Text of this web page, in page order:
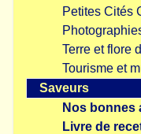
Petites Cités
Terre et flore
Tourisme et
Saveurs
Nos bonnes
Livre de